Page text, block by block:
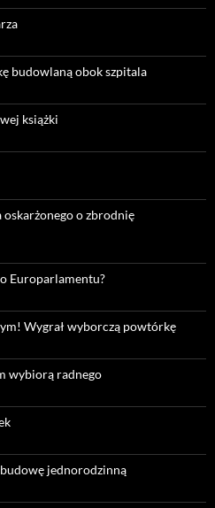
budowlaną obok szpitala
książki
o zbrodnię
Europarlamentu?
Wygrał wyborczą powtórkę
wybiorą radnego
jednorodzinną